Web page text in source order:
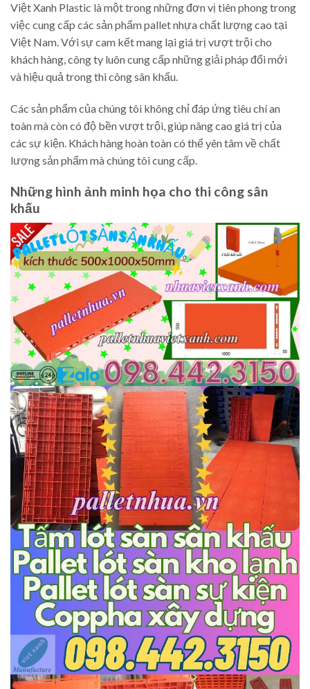
Việt Xanh Plastic là một trong những đơn vị tiên phong trong
việc cung cấp các sản phẩm pallet nhựa chất lượng cao tại
Việt Nam. Với sự cam kết mang lại giá trị vượt trội cho
khách hàng, công ty luôn cung cấp những giải pháp đổi mới
và hiệu quả trong thi công sân khấu.
Các sản phẩm của chúng tôi không chỉ đáp ứng tiêu chí an
toàn mà còn có độ bền vượt trội, giúp nâng cao giá trị của
các sự kiện. Khách hàng hoàn toàn có thể yên tâm về chất
lượng sản phẩm mà chúng tôi cung cấp.
Những hình ảnh minh họa cho thi công sân
khấu